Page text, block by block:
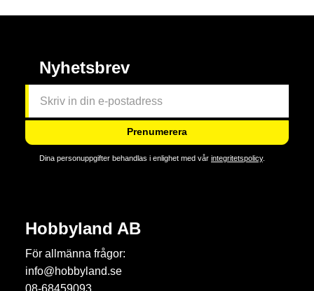
Nyhetsbrev
Prenumerera
Dina personuppgifter behandlas i enlighet med vår integritetspolicy.
Hobbyland AB
För allmänna frågor:
info@hobbyland.se